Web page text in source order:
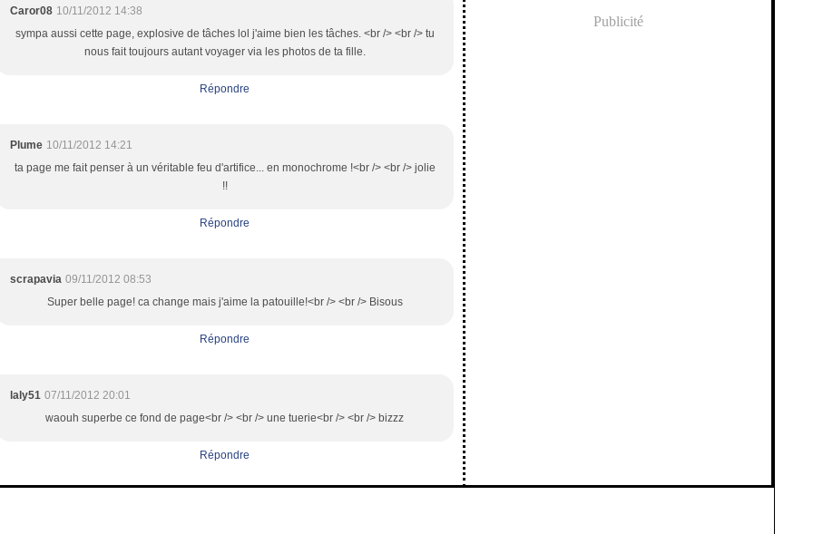
Caror08 10/11/2012 14:38
sympa aussi cette page, explosive de tâches lol j'aime bien les tâches. <br /> <br /> tu
nous fait toujours autant voyager via les photos de ta fille.
Répondre
Plume 10/11/2012 14:21
ta page me fait penser à un véritable feu d'artifice... en monochrome !<br /> <br /> jolie
!!
Répondre
scrapavia 09/11/2012 08:53
Super belle page! ca change mais j'aime la patouille!<br /> <br /> Bisous
Répondre
laly51 07/11/2012 20:01
waouh superbe ce fond de page<br /> <br /> une tuerie<br /> <br /> bizzz
Répondre
Publicité